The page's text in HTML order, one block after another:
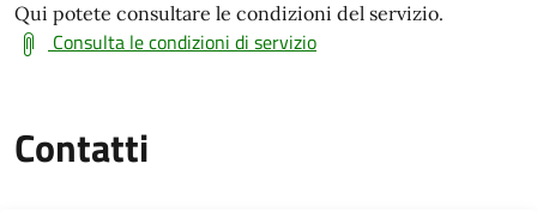
Qui potete consultare le condizioni del servizio.
Consulta le condizioni di servizio
Contatti